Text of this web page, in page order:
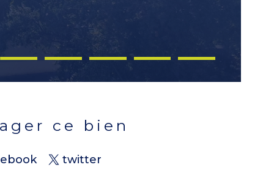
ce bien
twitter